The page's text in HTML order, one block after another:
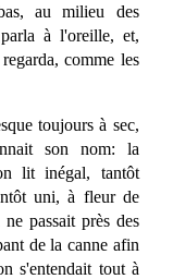
au milieu des
à l'oreille, et,
comme les
toujours à sec,
son nom: la
lit inégal, tantôt
uni, à fleur de
passait près des
de la canne afin
s'entendait tout à